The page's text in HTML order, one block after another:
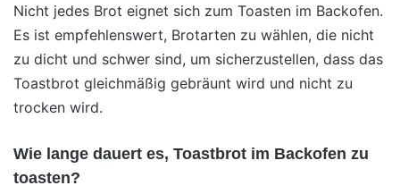
Nicht jedes Brot eignet sich zum Toasten im Backofen.
Es ist empfehlenswert, Brotarten zu wählen, die nicht
zu dicht und schwer sind, um sicherzustellen, dass das
Toastbrot gleichmäßig gebräunt wird und nicht zu
trocken wird.
Wie lange dauert es, Toastbrot im Backofen zu
toasten?